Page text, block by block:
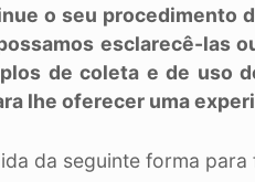
o seu procedimento
esclarecê-las
de coleta e de uso
lhe oferecer uma
da seguinte forma